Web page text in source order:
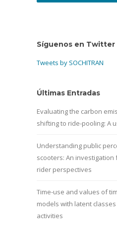
Síguenos en Twitter
Tweets by SOCHITRAN
Últimas Entradas
Evaluating the carbon
shifting to ride-pooling: A
Understanding public
scooters: An
rider perspectives
Time-use and values of
models with latent
activities